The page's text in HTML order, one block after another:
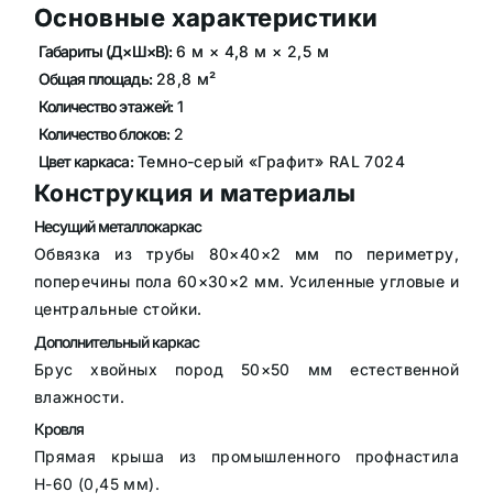
Основные характеристики
Габариты (Д×Ш×В):6 м × 4,8 м × 2,5 м
Общая площадь:28,8 м²
Количество этажей:1
Количество блоков:2
Цвет каркаса:Темно-серый «Графит» RAL 7024
Конструкция и материалы
Несущий металлокаркас
Обвязка из трубы 80×40×2 мм по периметру,
поперечины пола 60×30×2 мм. Усиленные угловые и
центральные стойки.
Дополнительный каркас
Брус хвойных пород 50×50 мм естественной
влажности.
Кровля
Прямая крыша из промышленного профнастила
Н-60 (0,45 мм).